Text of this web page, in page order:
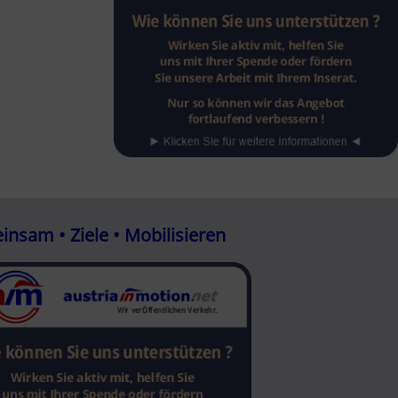
• Ziele • Mobilisieren